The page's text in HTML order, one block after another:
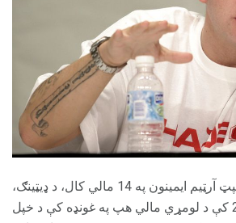
توضیح - 14 مه: د ریپټ آرټیم ایمینون په 14 مالي کال، د ډیټینګ،
ماینګینډ په 14، 2005 کې د لومړي مالي هپ په غونډه کې د خپل